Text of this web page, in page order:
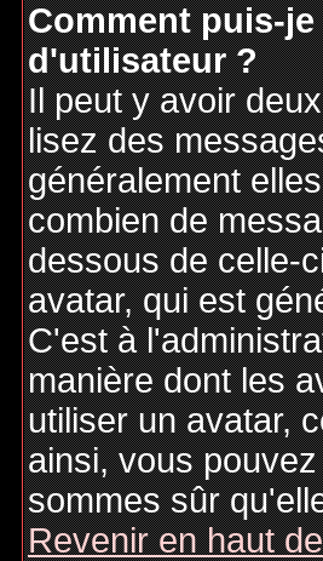
Comment puis-
d'utilisateur ?
Il peut y avoir
lisez des
généralement
combien de
dessous de celle-
avatar, qui est
C'est à
manière dont les
utiliser un avatar,
ainsi, vous
sommes sûr
Revenir en haut